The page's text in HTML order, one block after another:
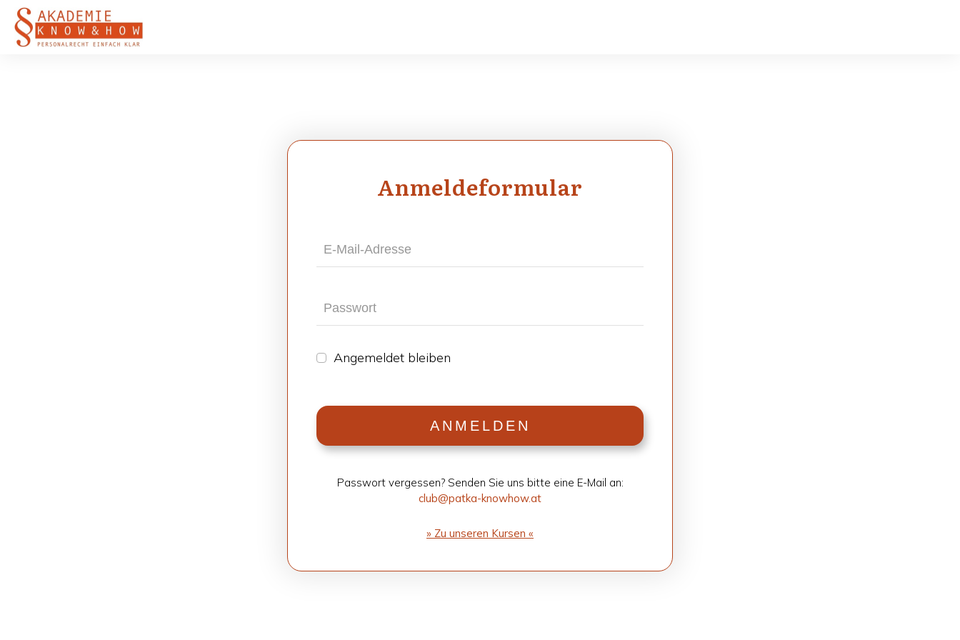
Anmel­de­for­mu­lar
Ange­mel­det blei­ben
ANMEL­DEN
Pass­wort ver­ges­sen? Sen­den Sie uns bitte eine E-Mail an:
club@patka-knowhow.at
» Zu unse­ren Kur­sen «